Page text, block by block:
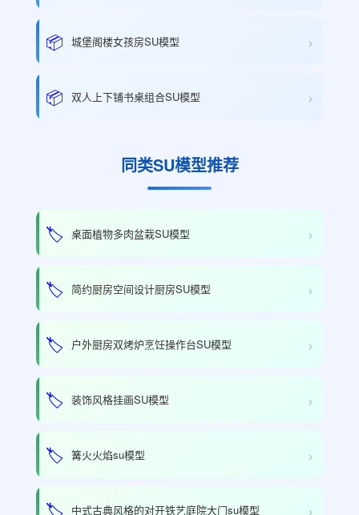
📦 城堡阁楼女孩房SU模型 ›
📦 双人上下铺书桌组合SU模型 ›
同类SU模型推荐
🏷️ 桌面植物多肉盆栽SU模型 ›
🏷️ 简约厨房空间设计厨房SU模型 ›
🏷️ 户外厨房双烤炉烹饪操作台SU模型 ›
🏷️ 装饰风格挂画SU模型 ›
🏷️ 篝火火焰su模型 ›
🏷️ 中式古典风格的对开铁艺庭院大门su模型